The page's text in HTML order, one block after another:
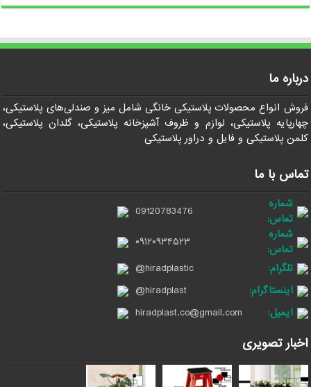
درباره ما
فروش انواع محصولات پلاستیکی خانگی شامل میز و صندلی‌های پلاستیکی،
چهارپایه پلاستیکی، لوازم و ظروف آشپزخانه پلاستیکی، گلدان پلاستیکی،
کلمن پلاستیکی و فایل و دراور پلاستیکی
تماس با ما
شماره
تماس:
09120783476
شماره
تماس:
۰۹۱۲۰۹۳۴۵۲۳
تلگرام:
@hiradplastic
اینستاگرام:
@hiradplast
ایمیل:
hiradplast.co@gmail.com
اخبار تصویری